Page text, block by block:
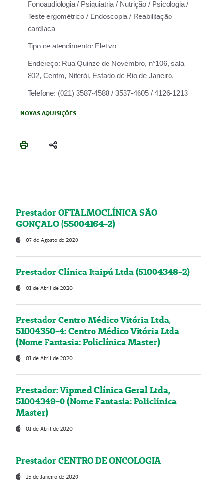
Fonoaudiologia / Psiquiatria / Nutrição / Psicologia /
Teste ergométrico / Endoscopia / Reabilitação
cardíaca
Tipo de atendimento: Eletivo
Endereço: Rua Quinze de Novembro, n°106, sala
802, Centro, Niterói, Estado do Rio de Janeiro.
Telefone: (021) 3587-4588 / 3587-4605 / 4126-1213
NOVAS AQUISIÇÕES
Prestador OFTALMOCLÍNICA SÃO
GONÇALO (55004164-2)
07 de Agosto de 2020
Prestador Clínica Itaipú Ltda (51004348-2)
01 de Abril de 2020
Prestador Centro Médico Vitória Ltda,
51004350-4: Centro Médico Vitória Ltda
(Nome Fantasia: Policlínica Master)
01 de Abril de 2020
Prestador: Vipmed Clínica Geral Ltda,
51004349-0 (Nome Fantasia: Policlínica
Master)
01 de Abril de 2020
Prestador CENTRO DE ONCOLOGIA
15 de Janeiro de 2020